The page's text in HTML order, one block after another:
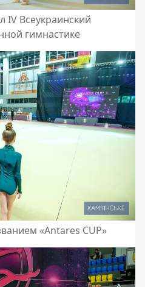
IV Всеукраинский
гимнастике
«Antares CUP»